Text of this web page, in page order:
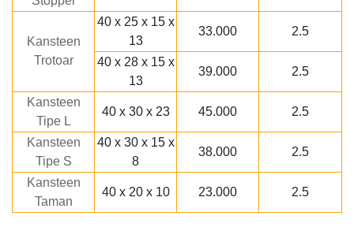
Kansteen
Trotoar
40 x 25 x 15 x
13
33.000 2.5
40 x 28 x 15 x
13
39.000 2.5
Kansteen
Tipe L
40 x 30 x 23 45.000 2.5
Kansteen
Tipe S
40 x 30 x 15 x
8
38.000 2.5
Kansteen
Taman
40 x 20 x 10 23.000 2.5